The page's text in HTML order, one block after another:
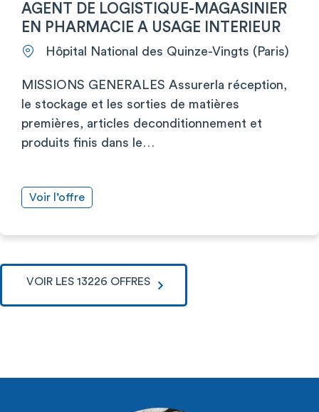
AGENT DE LOGISTIQUE-MAGASINIER
EN PHARMACIE A USAGE INTERIEUR
Hôpital National des Quinze-Vingts (Paris)
MISSIONS GENERALES Assurerla réception,
le stockage et les sorties de matières
premières, articles deconditionnement et
produits finis dans le…
Voir l’offre
VOIR LES 13226 OFFRES